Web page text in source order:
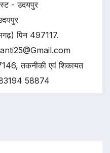
- उदयपुर
पिन 497117.
तकनीकी एवं शिकायत
58874